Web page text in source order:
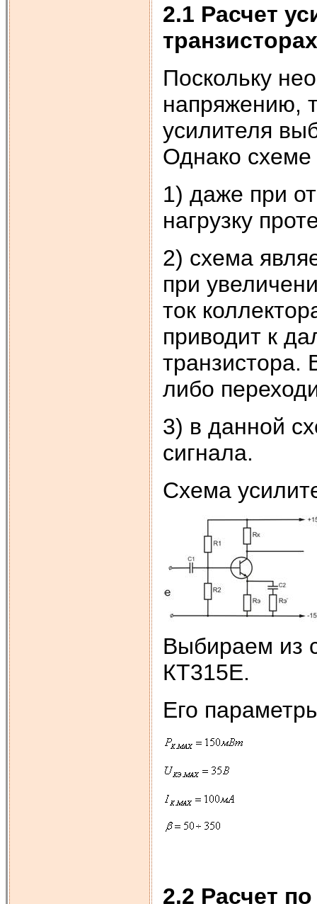
2.1 Расчет
транзисторах
Поскольку
напряжению,
усилителя
Однако
1) даже при
нагрузку
2) схема
при
ток
приводит к
транзистора.
либо
3) в данной
сигнала.
Схема
Выбираем из
КТ315E.
Его
2.2 Расчет